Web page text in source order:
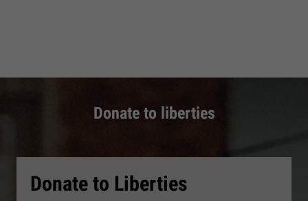
Donate to liberties
Donate to Liberties